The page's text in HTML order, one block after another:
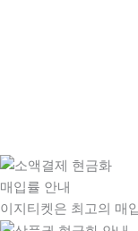
매입률 안내
이지티켓은 최고의 매